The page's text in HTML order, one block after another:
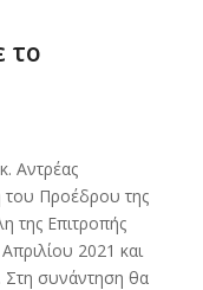
το
Αντρέας
του Προέδρου της
της Επιτροπής
2021 και
συνάντηση θα